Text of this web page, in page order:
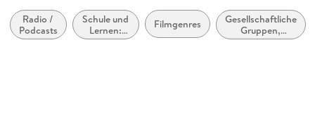
Kopierschutz
mit Wasserzeichen versehen
Radio /
Podcasts
Schule und
Lernen:
Lehrbücher
Filmgenres
Gesellschaftliche
Gruppen,
Gemeinschaften